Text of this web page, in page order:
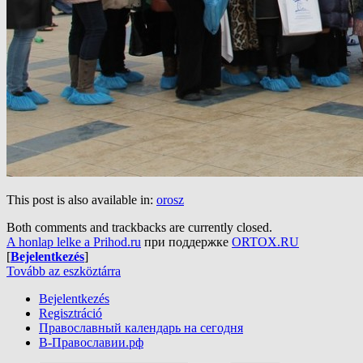
This post is also available in: orosz
Both comments and trackbacks are currently closed.
A honlap lelke a Prihod.ru при поддержке ORTOX.RU
[Bejelentkezés]
Tovább az eszköztárra
Bejelentkezés
Regisztráció
Православный календарь на сегодня
В-Православии.рф